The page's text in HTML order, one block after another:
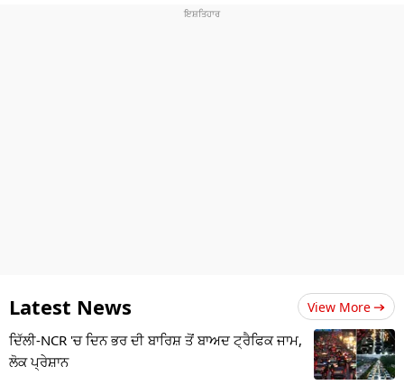
Latest News View More
ਦਿੱਲੀ-NCR 'ਚ ਦਿਨ ਭਰ ਦੀ ਬਾਰਿਸ਼ ਤੋਂ ਬਾਅਦ ਟ੍ਰੈਫਿਕ ਜਾਮ,
ਲੋਕ ਪ੍ਰੇਸ਼ਾਨ